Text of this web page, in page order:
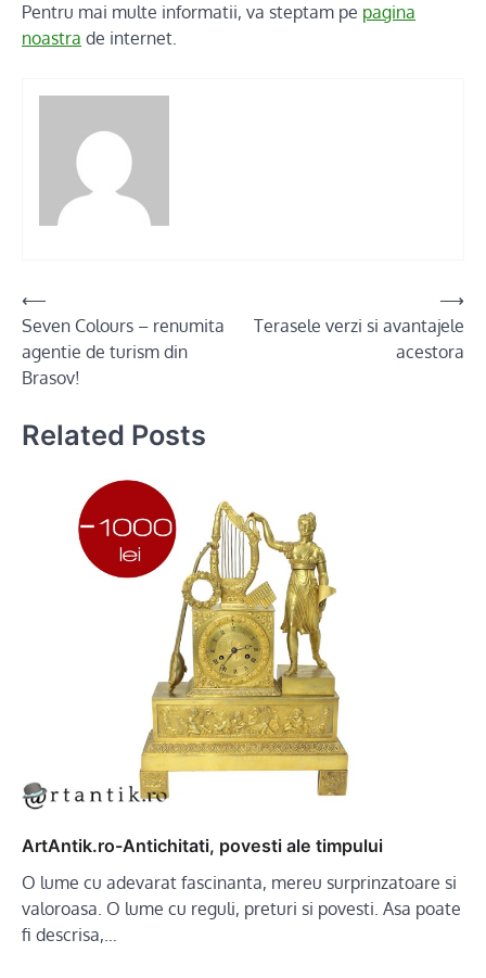
Pentru mai multe informatii, va steptam pe pagina
noastra de internet.
Post
navigation
⟵
Seven Colours – renumita
agentie de turism din
Brasov!
Terasele verzi si avantajele
acestora
⟶
Related Posts
ArtAntik.ro-Antichitati, povesti ale timpului
O lume cu adevarat fascinanta, mereu surprinzatoare si
valoroasa. O lume cu reguli, preturi si povesti. Asa poate
fi descrisa,…